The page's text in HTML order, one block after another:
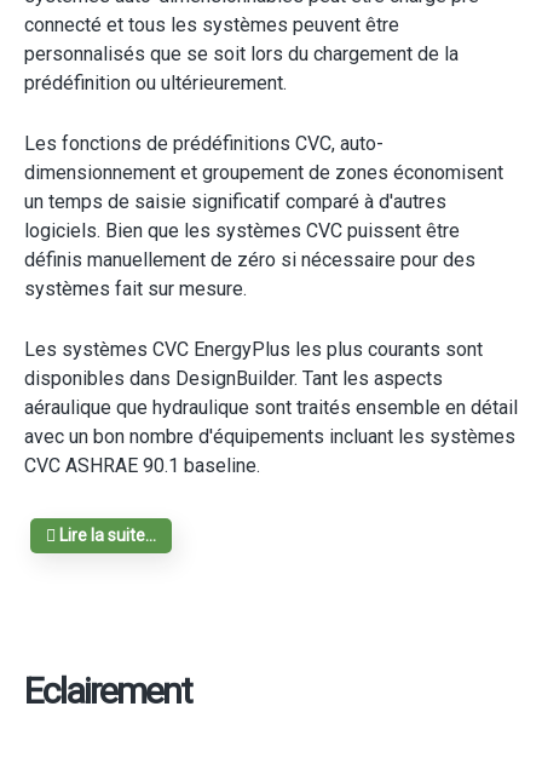
connecté et tous les systèmes peuvent être
personnalisés que se soit lors du chargement de la
prédéfinition ou ultérieurement.
Les fonctions de prédéfinitions CVC, auto-
dimensionnement et groupement de zones économisent
un temps de saisie significatif comparé à d'autres
logiciels. Bien que les systèmes CVC puissent être
définis manuellement de zéro si nécessaire pour des
systèmes fait sur mesure.
Les systèmes CVC EnergyPlus les plus courants sont
disponibles dans DesignBuilder. Tant les aspects
aéraulique que hydraulique sont traités ensemble en détail
avec un bon nombre d'équipements incluant les systèmes
CVC ASHRAE 90.1 baseline.
Lire la suite...
Eclairement